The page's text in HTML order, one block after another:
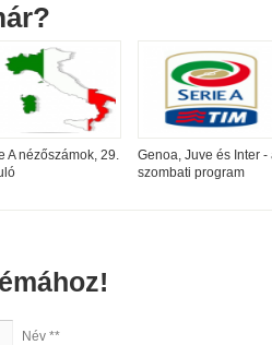
A nézőszámok, 29.
Genoa, Juve és Inter -
szombati program
Név **